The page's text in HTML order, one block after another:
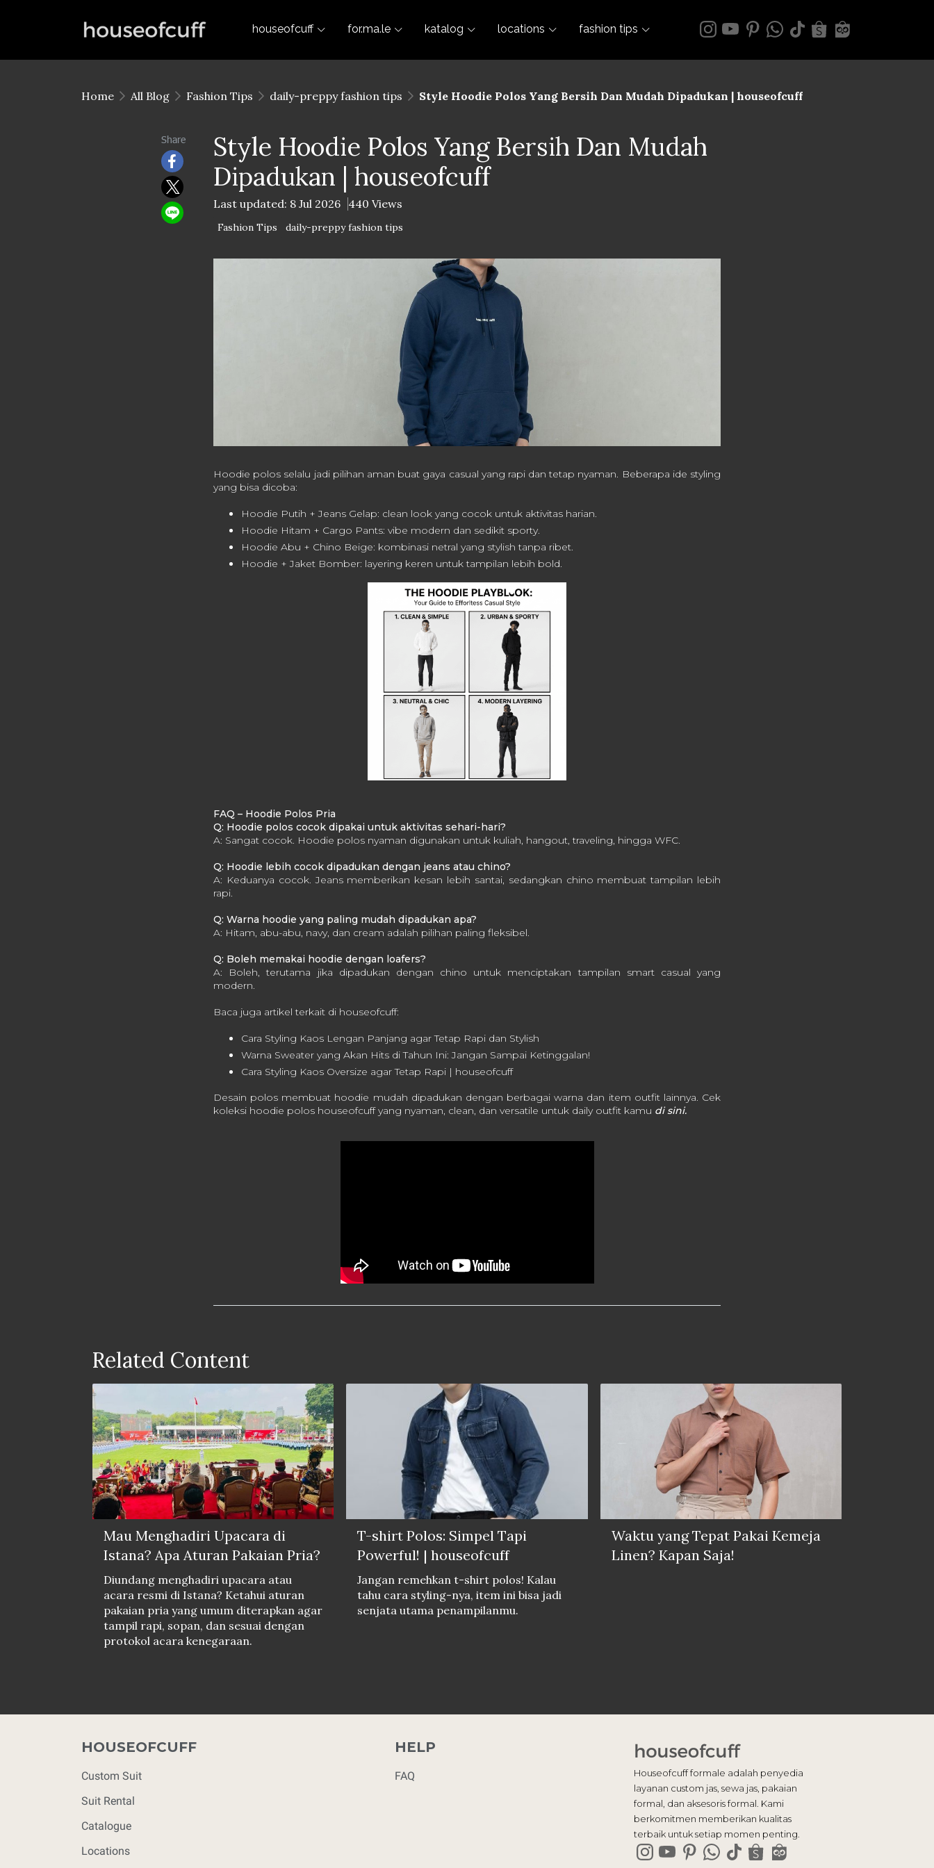
houseofcuff for.ma.le katalog locations fashion tips
Home All Blog Fashion Tips daily-preppy fashion tips Style Hoodie Polos Yang Bersih Dan Mudah Dipadukan | houseofcuff
Share
Style Hoodie Polos Yang Bersih Dan Mudah
Dipadukan | houseofcuff
Last updated: 8 Jul 2026 440 Views
Fashion Tips daily-preppy fashion tips
Hoodie polos selalu jadi pilihan aman buat gaya casual yang rapi dan tetap nyaman. Beberapa ide styling
yang bisa dicoba:
Hoodie Putih + Jeans Gelap: clean look yang cocok untuk aktivitas harian.
Hoodie Hitam + Cargo Pants: vibe modern dan sedikit sporty.
Hoodie Abu + Chino Beige: kombinasi netral yang stylish tanpa ribet.
Hoodie + Jaket Bomber: layering keren untuk tampilan lebih bold.
FAQ – Hoodie Polos Pria
Q: Hoodie polos cocok dipakai untuk aktivitas sehari-hari?
A: Sangat cocok. Hoodie polos nyaman digunakan untuk kuliah, hangout, traveling, hingga WFC.
Q: Hoodie lebih cocok dipadukan dengan jeans atau chino?
A: Keduanya cocok. Jeans memberikan kesan lebih santai, sedangkan chino membuat tampilan lebih
rapi.
Q: Warna hoodie yang paling mudah dipadukan apa?
A: Hitam, abu-abu, navy, dan cream adalah pilihan paling fleksibel.
Q: Boleh memakai hoodie dengan loafers?
A: Boleh, terutama jika dipadukan dengan chino untuk menciptakan tampilan smart casual yang
modern.
Baca juga artikel terkait di houseofcuff:
Cara Styling Kaos Lengan Panjang agar Tetap Rapi dan Stylish
Warna Sweater yang Akan Hits di Tahun Ini: Jangan Sampai Ketinggalan!
Cara Styling Kaos Oversize agar Tetap Rapi | houseofcuff
Desain polos membuat hoodie mudah dipadukan dengan berbagai warna dan item outfit lainnya. Cek
koleksi hoodie polos houseofcuff yang nyaman, clean, dan versatile untuk daily outfit kamu di sini.
Related Content
Mau Menghadiri Upacara di
Istana? Apa Aturan Pakaian Pria?
Diundang menghadiri upacara atau
acara resmi di Istana? Ketahui aturan
pakaian pria yang umum diterapkan agar
tampil rapi, sopan, dan sesuai dengan
protokol acara kenegaraan.
T-shirt Polos: Simpel Tapi
Powerful! | houseofcuff
Jangan remehkan t-shirt polos! Kalau
tahu cara styling-nya, item ini bisa jadi
senjata utama penampilanmu.
Waktu yang Tepat Pakai Kemeja
Linen? Kapan Saja!
HOUSEOFCUFF
Custom Suit
Suit Rental
Catalogue
Locations
HELP
FAQ
Houseofcuff formale adalah penyedia
layanan custom jas, sewa jas, pakaian
formal, dan aksesoris formal. Kami
berkomitmen memberikan kualitas
terbaik untuk setiap momen penting.